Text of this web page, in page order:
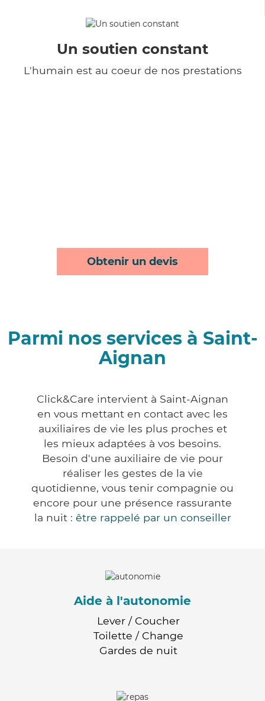
Un soutien constant
L'humain est au coeur de nos prestations
Obtenir un devis
Parmi nos services à Saint-
Aignan
Click&Care intervient à Saint-Aignan
en vous mettant en contact avec les
auxiliaires de vie les plus proches et
les mieux adaptées à vos besoins.
Besoin d'une auxiliaire de vie pour
réaliser les gestes de la vie
quotidienne, vous tenir compagnie ou
encore pour une présence rassurante
la nuit : être rappelé par un conseiller
Aide à l'autonomie
Lever / Coucher
Toilette / Change
Gardes de nuit